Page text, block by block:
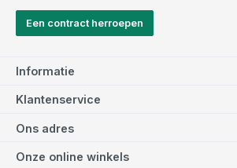
Een contract herroepen
Informatie
Klantenservice
Ons adres
Onze online winkels